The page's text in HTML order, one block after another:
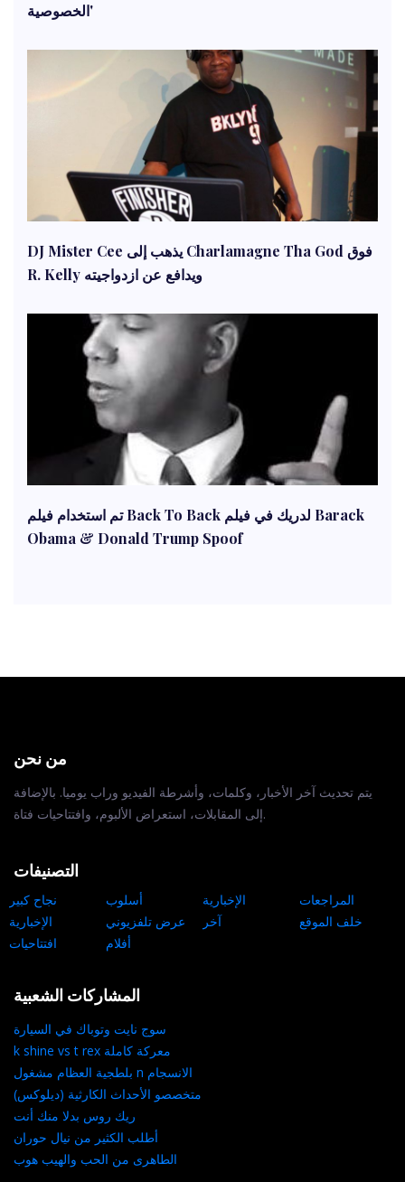
الخصوصية'
DJ Mister Cee يذهب إلى Charlamagne Tha God فوق
R. Kelly ويدافع عن ازدواجيته
تم استخدام فيلم Back To Back لدريك في فيلم Barack
Obama & Donald Trump Spoof
من نحن
يتم تحديث آخر الأخبار، وكلمات، وأشرطة الفيديو وراب يوميا. بالإضافة
إلى المقابلات، استعراض الألبوم، وافتتاحيات فتاة.
التصنيفات
نجاح كبير أسلوب الإخبارية
المراجعات
الإخبارية
عرض تلفزيوني آخر
خلف الموقع
افتتاحيات
أفلام
المشاركات الشعبية
سوج نايت وتوباك في السيارة
k shine vs t rex معركة كاملة
بلطجية العظام مشغول n الانسجام
متخصصو الأحداث الكارثية (ديلوكس)
ريك روس بدلا منك أنت
أطلب الكثير من نيال حوران
الطاهرى من الحب والهيب هوب